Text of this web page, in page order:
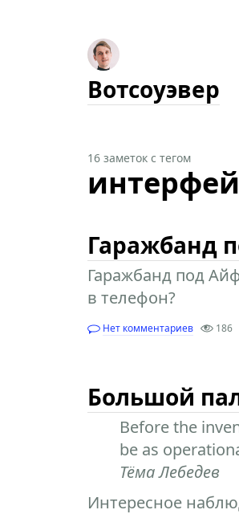
Вотсоуэвер
16 заметок с тегом
Гаражбанд
Гаражбанд под
в телефон?
Нет комментариев 186
Большой
Before the
be as
Тёма Лебедев
Интересное